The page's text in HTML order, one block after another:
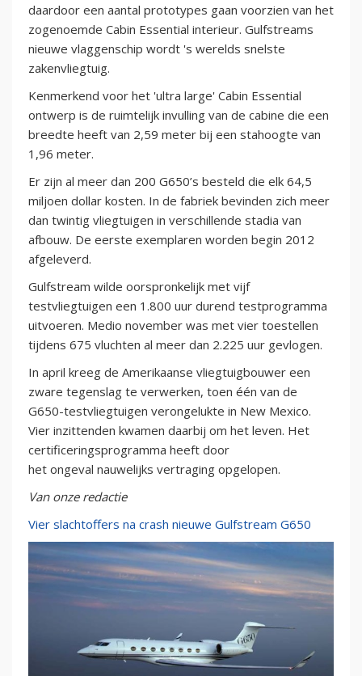
daardoor een aantal prototypes gaan voorzien van het
zogenoemde Cabin Essential interieur. Gulfstreams
nieuwe vlaggenschip wordt 's werelds snelste
zakenvliegtuig.
Kenmerkend voor het 'ultra large' Cabin Essential
ontwerp is de ruimtelijk invulling van de cabine die een
breedte heeft van 2,59 meter bij een stahoogte van
1,96 meter.
Er zijn al meer dan 200 G650’s besteld die elk 64,5
miljoen dollar kosten. In de fabriek bevinden zich meer
dan twintig vliegtuigen in verschillende stadia van
afbouw. De eerste exemplaren worden begin 2012
afgeleverd.
Gulfstream wilde oorspronkelijk met vijf
testvliegtuigen een 1.800 uur durend testprogramma
uitvoeren. Medio november was met vier toestellen
tijdens 675 vluchten al meer dan 2.225 uur gevlogen.
In april kreeg de Amerikaanse vliegtuigbouwer een
zware tegenslag te verwerken, toen één van de
G650-testvliegtuigen verongelukte in New Mexico.
Vier inzittenden kwamen daarbij om het leven. Het
certificeringsprogramma heeft door
het ongeval nauwelijks vertraging opgelopen.
Van onze redactie
Vier slachtoffers na crash nieuwe Gulfstream G650